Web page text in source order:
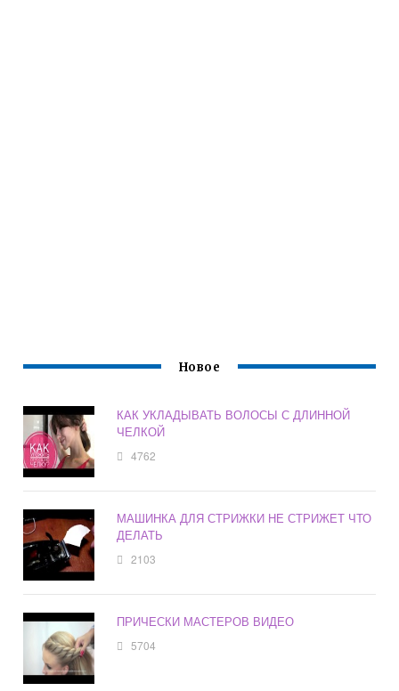
Новое
КАК УКЛАДЫВАТЬ ВОЛОСЫ С ДЛИННОЙ
ЧЕЛКОЙ
4762
МАШИНКА ДЛЯ СТРИЖКИ НЕ СТРИЖЕТ ЧТО
ДЕЛАТЬ
2103
ПРИЧЕСКИ МАСТЕРОВ ВИДЕО
5704